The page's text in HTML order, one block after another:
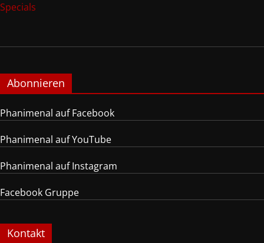
Specials
Abonnieren
Phanimenal auf Facebook
Phanimenal auf YouTube
Phanimenal auf Instagram
Facebook Gruppe
Kontakt